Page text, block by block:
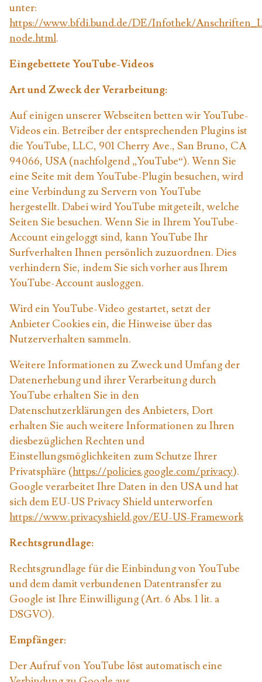
unter:
https://www.bfdi.bund.de/DE/Infothek/
node.html.
Eingebettete YouTube-Videos
Art und Zweck der Verarbeitung:
Auf einigen unserer Webseiten betten wir YouTube-
Videos ein. Betreiber der entsprechenden Plugins ist
die YouTube, LLC, 901 Cherry Ave., San Bruno, CA
94066, USA (nachfolgend „YouTube“). Wenn Sie
eine Seite mit dem YouTube-Plugin besuchen, wird
eine Verbindung zu Servern von YouTube
hergestellt. Dabei wird YouTube mitgeteilt, welche
Seiten Sie besuchen. Wenn Sie in Ihrem YouTube-
Account eingeloggt sind, kann YouTube Ihr
Surfverhalten Ihnen persönlich zuzuordnen. Dies
verhindern Sie, indem Sie sich vorher aus Ihrem
YouTube-Account ausloggen.
Wird ein YouTube-Video gestartet, setzt der
Anbieter Cookies ein, die Hinweise über das
Nutzerverhalten sammeln.
Weitere Informationen zu Zweck und Umfang der
Datenerhebung und ihrer Verarbeitung durch
YouTube erhalten Sie in den
Datenschutzerklärungen des Anbieters, Dort
erhalten Sie auch weitere Informationen zu Ihren
diesbezüglichen Rechten und
Einstellungsmöglichkeiten zum Schutze Ihrer
Privatsphäre (https://policies.google.com/privacy).
Google verarbeitet Ihre Daten in den USA und hat
sich dem EU-US Privacy Shield unterworfen
https://www.privacyshield.gov/EU-US-Framework
Rechtsgrundlage:
Rechtsgrundlage für die Einbindung von YouTube
und dem damit verbundenen Datentransfer zu
Google ist Ihre Einwilligung (Art. 6 Abs. 1 lit. a
DSGVO).
Empfänger:
Der Aufruf von YouTube löst automatisch eine